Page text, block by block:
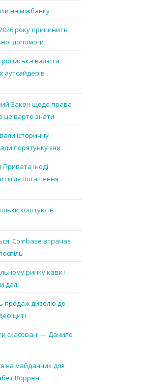
на міжбанку
року припинить
допомоги
валюта
аутсайдерів
Закон щодо права
це варто знати
історичну
порятунку єни
Привата іноді
погашення
коштують
Coinbase втрачає
ринку кави і
далі
продаж дизелю до
скасовані — Данило
на майданчик для
Воррен